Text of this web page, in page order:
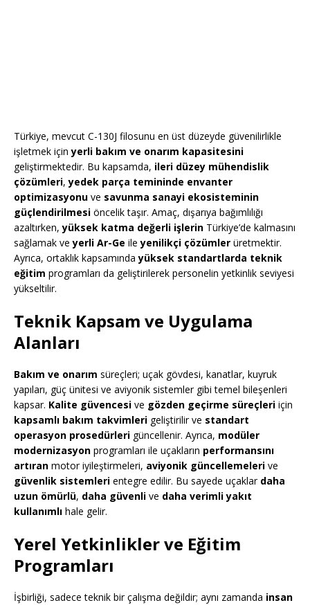
Türkiye, mevcut C-130J filosunu en üst düzeyde güvenilirlikle
işletmek içinyerli bakım ve onarım kapasitesini
geliştirmektedir. Bu kapsamda, ileri düzey mühendislik
çözümleri,yedek parça temininde envanter
optimizasyonu ve savunma sanayi ekosisteminin
güçlendirilmesi öncelik taşır. Amaç, dışarıya bağımlılığı
azaltırken,yüksek katma değerli işlerin Türkiye’de kalmasını
sağlamak veyerli Ar-Ge ileyenilikçi çözümler üretmektir.
Ayrıca, ortaklık kapsamındayüksek standartlarda teknik
eğitim programları da geliştirilerek personelin yetkinlik seviyesi
yükseltilir.
Teknik Kapsam ve Uygulama
Alanları
Bakım ve onarım süreçleri; uçak gövdesi, kanatlar, kuyruk
yapıları, güç ünitesi ve aviyonik sistemler gibi temel bileşenleri
kapsar. Kalite güvencesi ve gözden geçirme süreçleri için
kapsamlı bakım takvimleri geliştirilir ve standart
operasyon prosedürleri güncellenir. Ayrıca, modüler
modernizasyon programları ile uçakların performansını
artıran motor iyileştirmeleri, aviyonik güncellemeleri ve
güvenlik sistemleri entegre edilir. Bu sayede uçaklar daha
uzun ömürlü, daha güvenli ve daha verimli yakıt
kullanımlı hale gelir.
Yerel Yetkinlikler ve Eğitim
Programları
İşbirliği, sadece teknik bir çalışma değildir; aynı zamanda insan